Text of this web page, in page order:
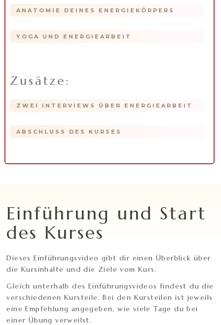
ANATOMIE DEINES ENERGIEKÖRPERS
YOGA UND ENERGIEARBEIT
Zusätze:
ZWEI INTERVIEWS ÜBER ENERGIEARBEIT
ABSCHLUSS DES KURSES
Einführung und Start
des Kurses
Dieses Einführungsvideo gibt dir einen Überblick über
die Kursinhalte und die Ziele vom Kurs.
Gleich unterhalb des Einführungsvideos findest du die
verschiedenen Kursteile. Bei den Kursteilen ist jeweils
eine Empfehlung angegeben, wie viele Tage du bei
einer Übung verweilst.